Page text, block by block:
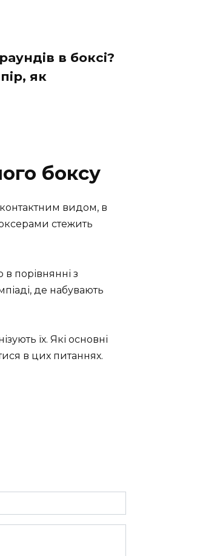
в боксі?
як
боксу
контактним видом, в
стежить
порівнянні з
де набувають
їх. Які основні
в цих питаннях.